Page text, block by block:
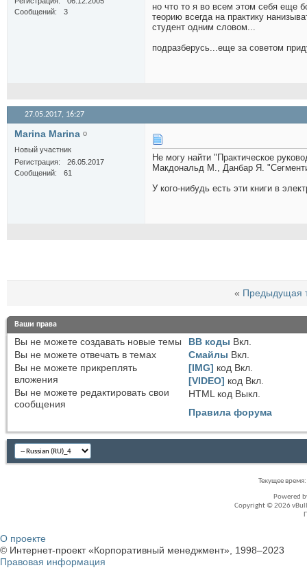
Сообщений
3
но что то я во всем этом себя еще
теорию всегда на практику
студент одним словом...
подразберусь...еще за советом
27.05.2017, 16:27
Marina Marina
Новый участник
Регистрация
26.05.2017
Сообщений
61
Не могу найти "Практическое
Макдональд М., Данбар Я.
У кого-нибудь есть эти книги в
« Предыдущая
Ваши права
Вы не можете создавать новые темы
Вы не можете отвечать в темах
Вы не можете прикреплять
вложения
Вы не можете редактировать свои
сообщения
BB коды Вкл.
Смайлы Вкл.
[IMG] код Вкл.
[VIDEO] код Вкл.
HTML код Выкл.
Правила форума
Текущее время:
Powered
Copyright © 2026
О проекте
© Интернет-проект «Корпоративный менеджмент», 1998–2023
Правовая информация